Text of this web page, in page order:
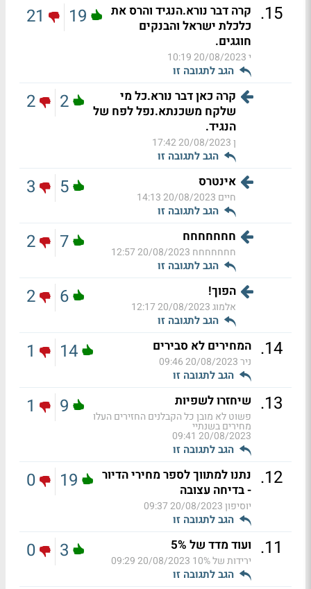
15
. קרה דבר נורא.הנגיד והרס את
כלכלת ישראל והבנקים
חוגגים.
י20/08/2023 10:19
הגב לתגובה זו
19
21
קרה כאן דבר נורא.כל מי
שלקח משכנתא.נפל לפח של
הנגיד.
ן20/08/2023 17:42
הגב לתגובה זו
2
2
אינטרס
חיים 20/08/2023 14:13
הגב לתגובה זו
5
3
חחחחחחח
חחחחחחח 20/08/2023 12:57
הגב לתגובה זו
7
2
הפוך!
אלמוג20/08/2023 12:17
הגב לתגובה זו
6
2
14
. המחירים לא סבירים
ניר20/08/2023 09:46
הגב לתגובה זו
14
1
13
. שיחזרו לשפיות
פשוט לא מובן כל הקבלנים החזירים העלו
מחירים בשנתיי
20/08/2023 09:41
הגב לתגובה זו
9
1
12
. נתנו למתווך לספר מחירי הדיור
- בדיחה עצובה
יוסיפון20/08/2023 09:37
הגב לתגובה זו
19
0
11
. ועוד מדד של 5%
ירידות של 10% 20/08/2023 09:29
הגב לתגובה זו
3
0